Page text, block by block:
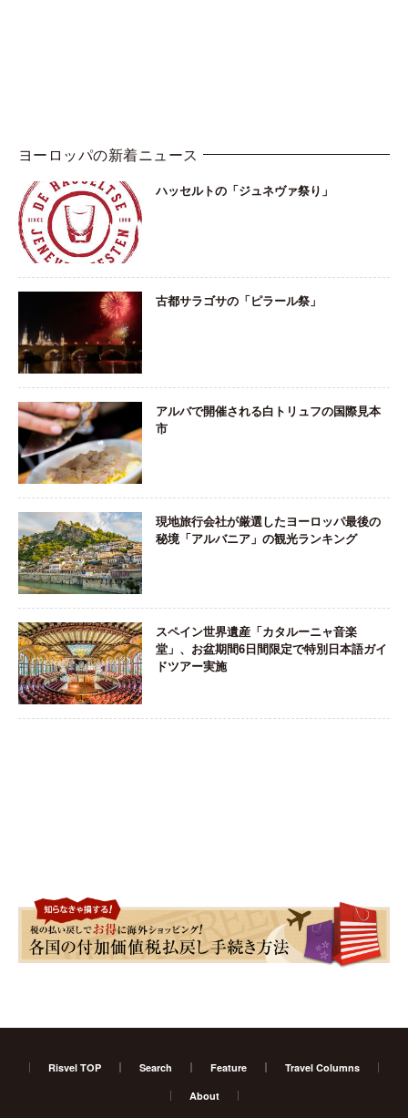
ヨーロッパの新着ニュース
ハッセルトの「ジュネヴァ祭り」
古都サラゴサの「ピラール祭」
アルバで開催される白トリュフの国際見本
市
現地旅行会社が厳選したヨーロッパ最後の
秘境「アルバニア」の観光ランキング
スペイン世界遺産「カタルーニャ音楽
堂」、お盆期間6日間限定で特別日本語ガイ
ドツアー実施
Risvel TOP Search Feature Travel Columns
About